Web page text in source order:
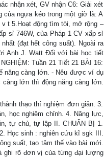
nhận xét, GV nhận C6: Giải xét
của ngựa kéo trong một giờ là: A
v t 5.Hoạt động tìm tòi, mở rộng –
sỉ 746W, của Pháp 1 CV xấp sỉ
(đạt hết công suất). Ngoài ra
Anh J. Watt Đối với bài học tiết
Tuần 21 Tiết 21 BÀI 16:
năng càng lớn. - Nêu được ví dụ
lớn thì động năng càng lớn.
thạo thí nghiệm đơn giản. 3.
học nghiêm chỉnh. 4. Năng lực,
tự chủ, tự lập II. CHUẨN BỊ 1.
Học sinh : nghiên cứu kĩ sgk III.
suất, tạo tâm thế vào bài mới.
ghi rõ đơn vị của từng đại lượng